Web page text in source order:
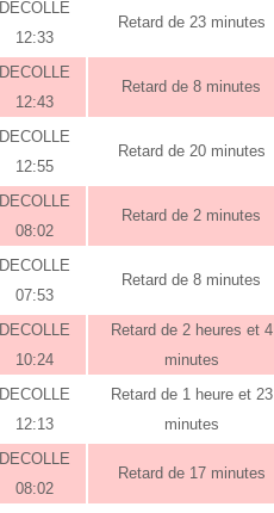
DECOLLE
12:33
Retard de 23 minutes
DECOLLE
12:43
Retard de 8 minutes
DECOLLE
12:55
Retard de 20 minutes
DECOLLE
08:02
Retard de 2 minutes
DECOLLE
07:53
Retard de 8 minutes
DECOLLE
10:24
Retard de 2 heures et 4
minutes
DECOLLE
12:13
Retard de 1 heure et 23
minutes
DECOLLE
08:02
Retard de 17 minutes